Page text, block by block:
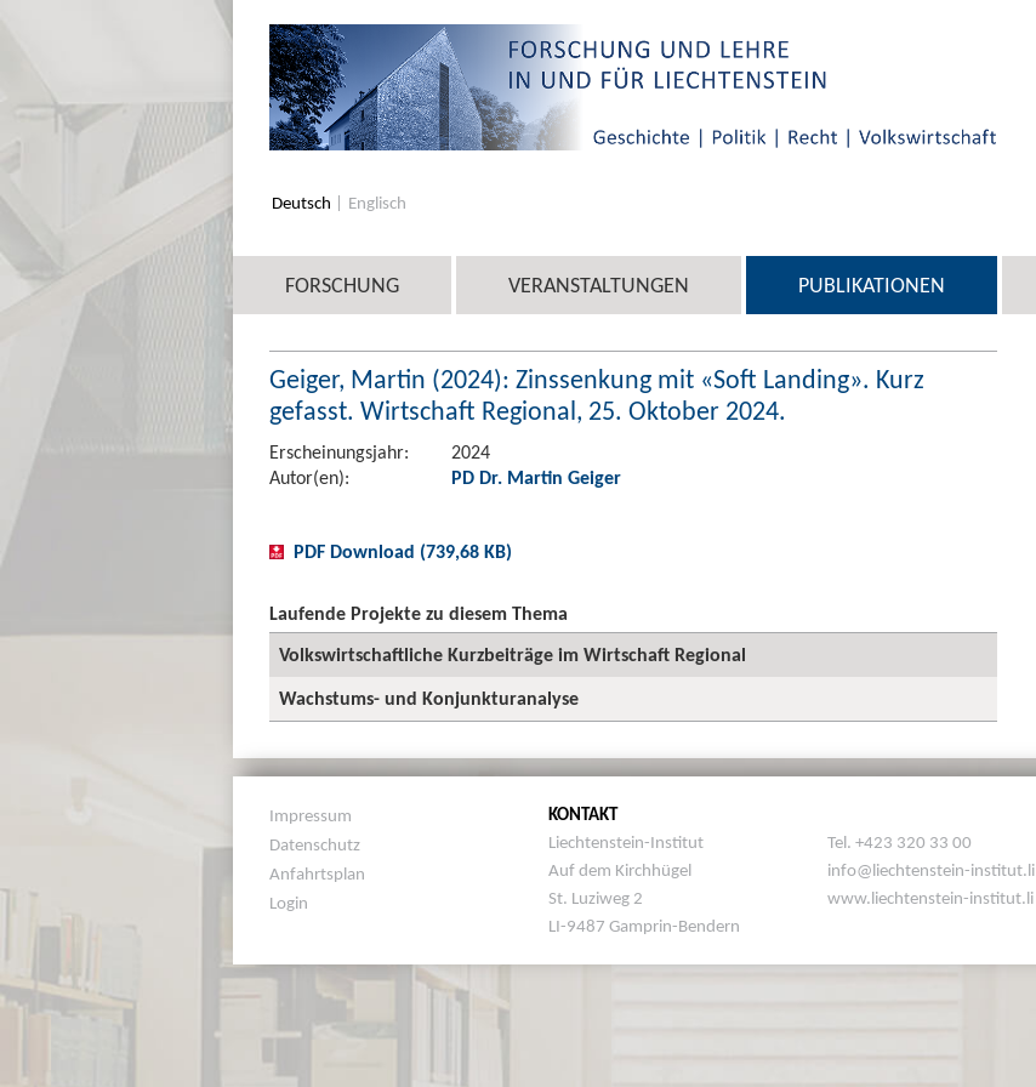
Deutsch Englisch
FORSCHUNG VERANSTALTUNGEN PUBLIKATIONEN
Geiger, Martin (2024): Zinssenkung mit «Soft Landing». Kurz
gefasst. Wirtschaft Regional, 25. Oktober 2024.
Erscheinungsjahr:
2024
Autor(en):
PD Dr. Martin Geiger
PDF Download (739,68 KB)
Laufende Projekte zu diesem Thema
Volkswirtschaftliche Kurzbeiträge im Wirtschaft Regional
Wachstums- und Konjunkturanalyse
Impressum
Datenschutz
Anfahrtsplan
Login
KONTAKT
Liechtenstein-Institut
Auf dem Kirchhügel
St. Luziweg 2
LI-9487 Gamprin-Bendern
Tel. +423 320 33 00
info@liechtenstein-institut.li
www.liechtenstein-institut.li